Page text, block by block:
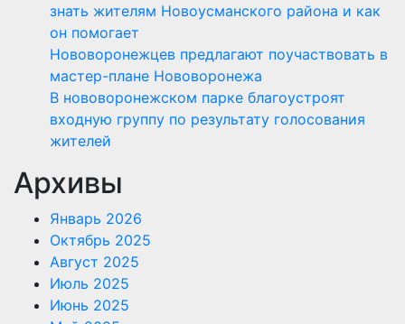
знать жителям Новоусманского района и как
он помогает
Нововоронежцев предлагают поучаствовать в
мастер-плане Нововоронежа
В нововоронежском парке благоустроят
входную группу по результату голосования
жителей
Архивы
Январь 2026
Октябрь 2025
Август 2025
Июль 2025
Июнь 2025